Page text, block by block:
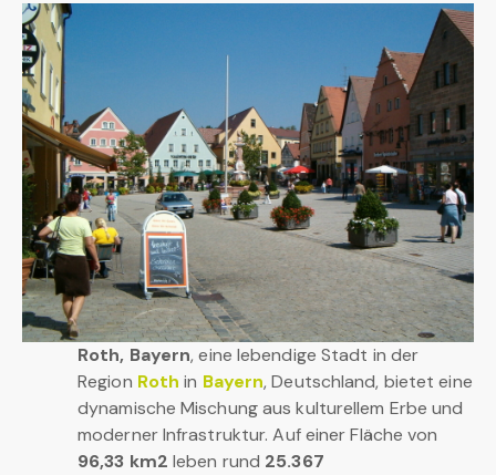
Roth, Bayern, eine lebendige Stadt in der
Region Roth in Bayern, Deutschland, bietet eine
dynamische Mischung aus kulturellem Erbe und
moderner Infrastruktur. Auf einer Fläche von
96,33 km2 leben rund 25.367